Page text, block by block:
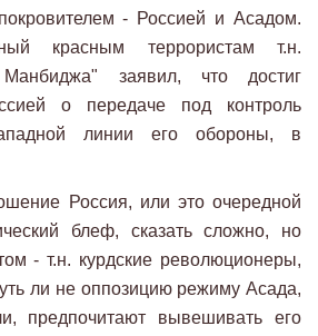
- Россией и Асадом.
красным террористам т.н.
заявил, что достиг
о передаче под контроль
линии его обороны, в
Россия, или это очередной
блеф, сказать сложно, но
- т.н. курдские революционеры,
ли не оппозицию режиму Асада,
предпочитают вывешивать его